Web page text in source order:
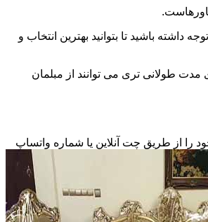
باشید تا بتوانید بهترین انتخاب و
طولانی تری می توانند از مبلمان
را از طریق چت آنلاین یا شماره واتساپ